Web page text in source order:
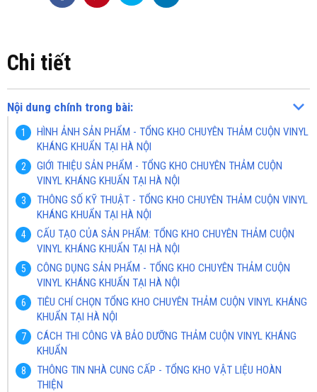
Chi tiết
Nội dung chính trong bài:
HÌNH ẢNH SẢN PHẨM - TỔNG KHO CHUYÊN THẢM CUỘN VINYL
KHÁNG KHUẨN TẠI HÀ NỘI
GIỚI THIỆU SẢN PHẨM - TỔNG KHO CHUYÊN THẢM CUỘN
VINYL KHÁNG KHUẨN TẠI HÀ NỘI
THÔNG SỐ KỸ THUẬT - TỔNG KHO CHUYÊN THẢM CUỘN VINYL
KHÁNG KHUẨN TẠI HÀ NỘI
CẤU TẠO CỦA SẢN PHẨM: TỔNG KHO CHUYÊN THẢM CUỘN
VINYL KHÁNG KHUẨN TẠI HÀ NỘI
CÔNG DỤNG SẢN PHẨM - TỔNG KHO CHUYÊN THẢM CUỘN
VINYL KHÁNG KHUẨN TẠI HÀ NỘI
TIÊU CHÍ CHỌN TỔNG KHO CHUYÊN THẢM CUỘN VINYL KHÁNG
KHUẨN TẠI HÀ NỘI
CÁCH THI CÔNG VÀ BẢO DƯỠNG THẢM CUỘN VINYL KHÁNG
KHUẨN
THÔNG TIN NHÀ CUNG CẤP - TỔNG KHO VẬT LIỆU HOÀN
THIỆN